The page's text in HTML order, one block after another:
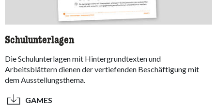
Schulunterlagen
Die Schulunterlagen mit Hintergrundtexten und
Arbeitsblättern dienen der vertiefenden Beschäftigung mit
dem Ausstellungsthema.
GAMES